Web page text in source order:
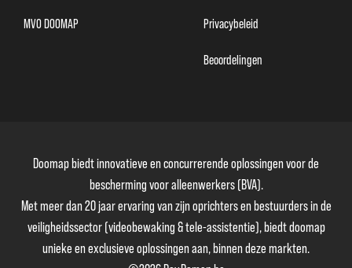
MVO DOOMAP Privacybeleid
Beoordelingen
Doomap biedt innovatieve en concurrerende oplossingen voor de
bescherming voor alleenwerkers (BVA).
Met meer dan 20 jaar ervaring van zijn oprichters en bestuurders in de
veiligheidssector (videobewaking & tele-assistentie), biedt doomap
unieke en exclusieve oplossingen aan, binnen deze markten.